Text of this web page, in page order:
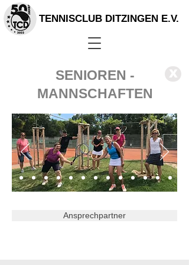
TENNISCLUB DITZINGEN E.V.
SENIOREN -
MANNSCHAFTEN
X
Ansprechpartner